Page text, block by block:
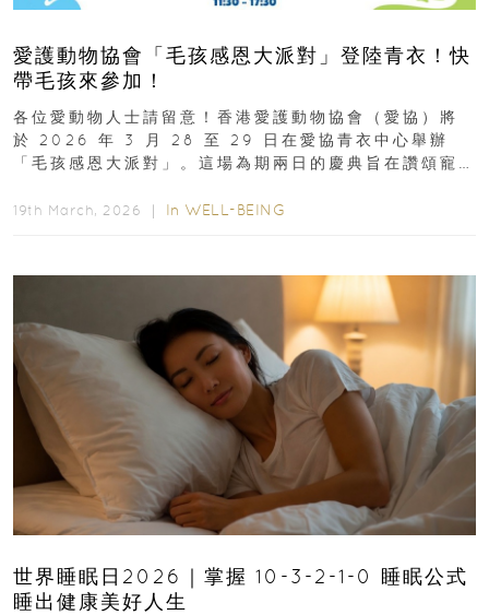
愛護動物協會「毛孩感恩大派對」登陸青衣！快
帶毛孩來參加！
各位愛動物人士請留意！香港愛護動物協會（愛協）將
於 2026 年 3 月 28 至 29 日在愛協青衣中心舉辦
「毛孩感恩大派對」。這場為期兩日的慶典旨在讚頌寵
19th March, 2026 ｜ In WELL-BEING
世界睡眠日2026｜掌握 10-3-2-1-0 睡眠公式
睡出健康美好人生